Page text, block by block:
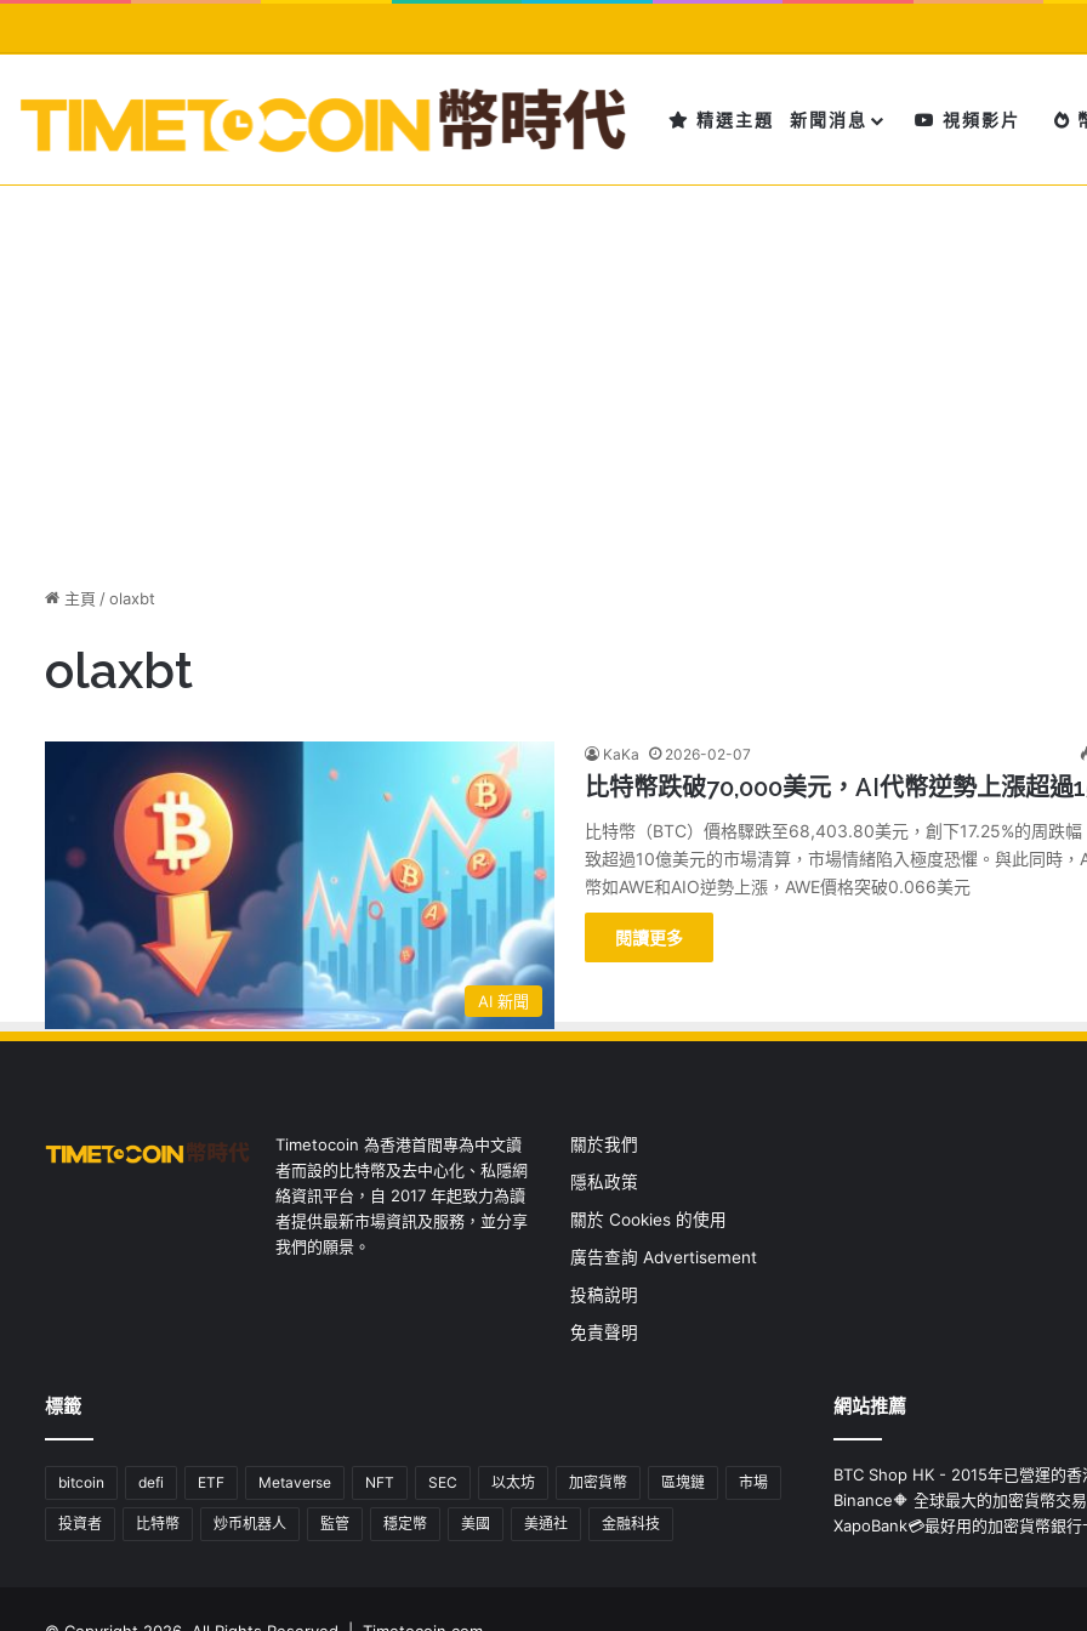
精選主題 新聞消息 視頻影片
主頁 /olaxbt
olaxbt
AI 新聞
KaKa 2026-02-07
比特幣跌破70,000美元，AI代幣逆勢上漲超過
比特幣（BTC）價格驟跌至68,403.80美元，創下17.25%的周跌幅
致超過10億美元的市場清算，市場情緒陷入極度恐懼。與此同時，
幣如AWE和AIO逆勢上漲，AWE價格突破0.066美元
閱讀更多
Timetocoin 為香港首間專為中文讀
者而設的比特幣及去中心化、私隱網
絡資訊平台，自 2017 年起致力為讀
者提供最新市場資訊及服務，並分享
我們的願景。
關於我們
隱私政策
關於 Cookies 的使用
廣告查詢 Advertisement
投稿說明
免責聲明
標籤
bitcoin defi ETF Metaverse NFT SEC 以太坊 加密貨幣 區塊鏈 市場
投資者 比特幣 炒币机器人 監管 穩定幣 美國 美通社 金融科技
網站推薦
BTC Shop HK - 2015年已營運的
Binance🔶 全球最大的加密貨幣交
XapoBank💳最好用的加密貨幣銀行